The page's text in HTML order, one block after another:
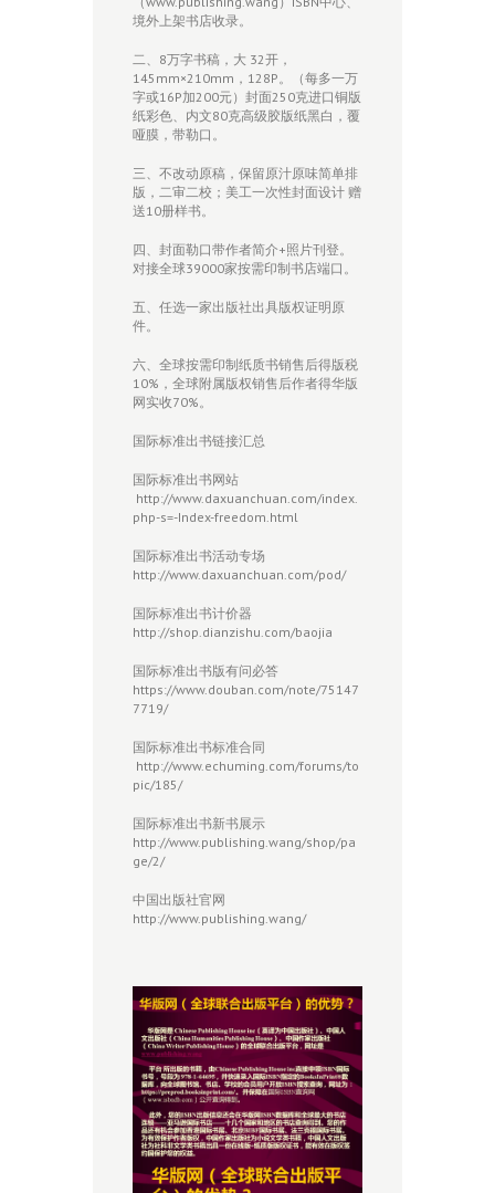
境外上架书店收录。
二、8万字书稿，大 32开，
145mm×210mm，128P。（每多一万
字或16P加200元）封面250克进口铜版
纸彩色、内文80克高级胶版纸黑白，覆
哑膜，带勒口。
三、不改动原稿，保留原汁原味简单排
版，二审二校；美工一次性封面设计 赠
送10册样书。
四、封面勒口带作者简介+照片刊登。
对接全球39000家按需印制书店端口。
五、任选一家出版社出具版权证明原
件。
六、全球按需印制纸质书销售后得版税
10%，全球附属版权销售后作者得华版
网实收70%。
国际标准出书链接汇总
国际标准出书网站
http://www.daxuanchuan.com/index.
php-s=-Index-freedom.html
国际标准出书活动专场
http://www.daxuanchuan.com/pod/
国际标准出书计价器
http://shop.dianzishu.com/baojia
国际标准出书版有问必答
https://www.douban.com/note/75147
7719/
国际标准出书标准合同
http://www.echuming.com/forums/to
pic/185/
国际标准出书新书展示
http://www.publishing.wang/shop/pa
ge/2/
中国出版社官网
http://www.publishing.wang/